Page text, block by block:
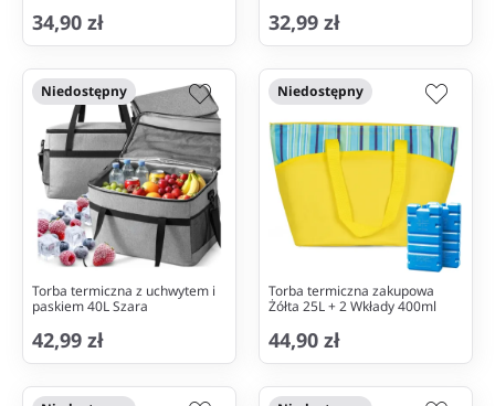
34,90 zł 32,99 zł
Niedostępny
Torba termiczna z uchwytem i
paskiem 40L Szara
42,99 zł
Niedostępny
Torba termiczna zakupowa
Żółta 25L + 2 Wkłady 400ml
44,90 zł